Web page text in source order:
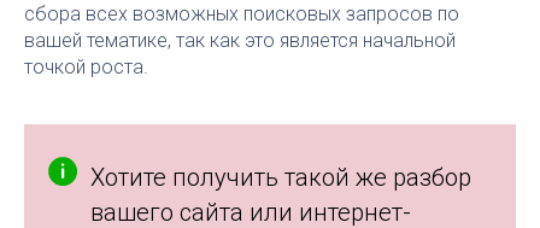
сбора всех возможных поисковых запросов по
вашей тематике, так как это является начальной
точкой роста.
Хотите получить такой же разбор
вашего сайта или интернет-